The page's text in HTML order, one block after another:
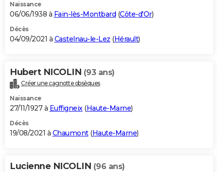
Naissance
06/06/1938 à Fain-lès-Montbard (Côte-d'Or)
Décès
04/09/2021 à Castelnau-le-Lez (Hérault)
Hubert NICOLIN (93 ans)
Créer une cagnotte obsèques
Naissance
27/11/1927 à Euffigneix(Haute-Marne)
Décès
19/08/2021 à Chaumont(Haute-Marne)
Lucienne NICOLIN (96 ans)